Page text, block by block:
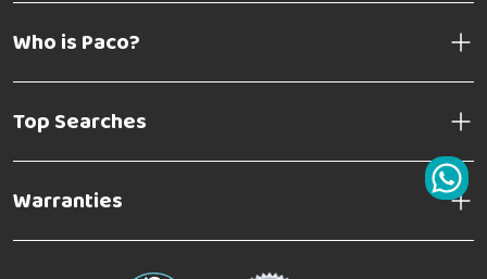
Who is Paco?
Top Searches
Warranties